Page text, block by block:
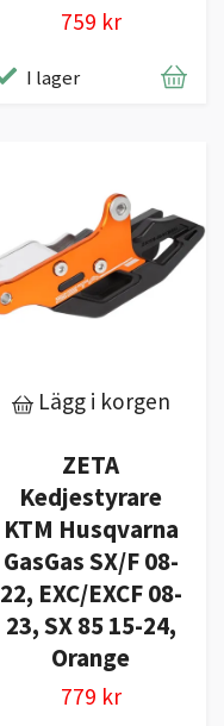
759 kr
I lager
Lägg i korgen
ZETA
Kedjestyrare
KTM Husqvarna
GasGas SX/F 08-
22, EXC/EXCF 08-
23, SX 85 15-24,
Orange
779 kr